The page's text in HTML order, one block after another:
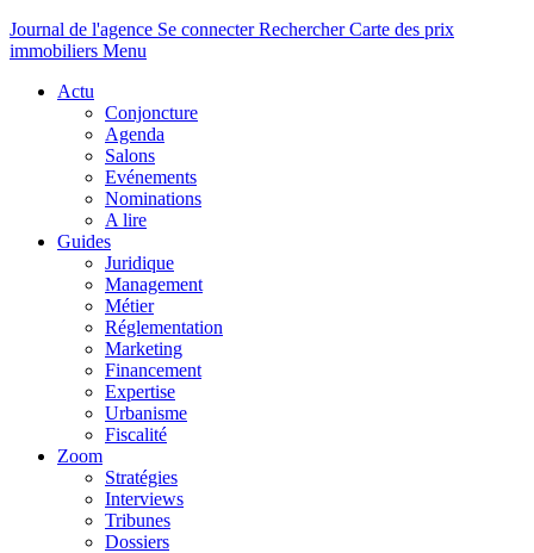
Journal de l'agence Se connecterRechercher Carte des prix
immobiliers Menu
Actu
Conjoncture
Agenda
Salons
Evénements
Nominations
A lire
Guides
Juridique
Management
Métier
Réglementation
Marketing
Financement
Expertise
Urbanisme
Fiscalité
Zoom
Stratégies
Interviews
Tribunes
Dossiers